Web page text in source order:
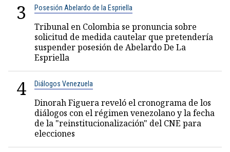
3 Posesión Abelardo de la Espriella
Tribunal en Colombia se pronuncia sobre
solicitud de medida cautelar que pretendería
suspender posesión de Abelardo De La
Espriella
4 Diálogos Venezuela
Dinorah Figuera reveló el cronograma de los
diálogos con el régimen venezolano y la fecha
de la "reinstitucionalización" del CNE para
elecciones